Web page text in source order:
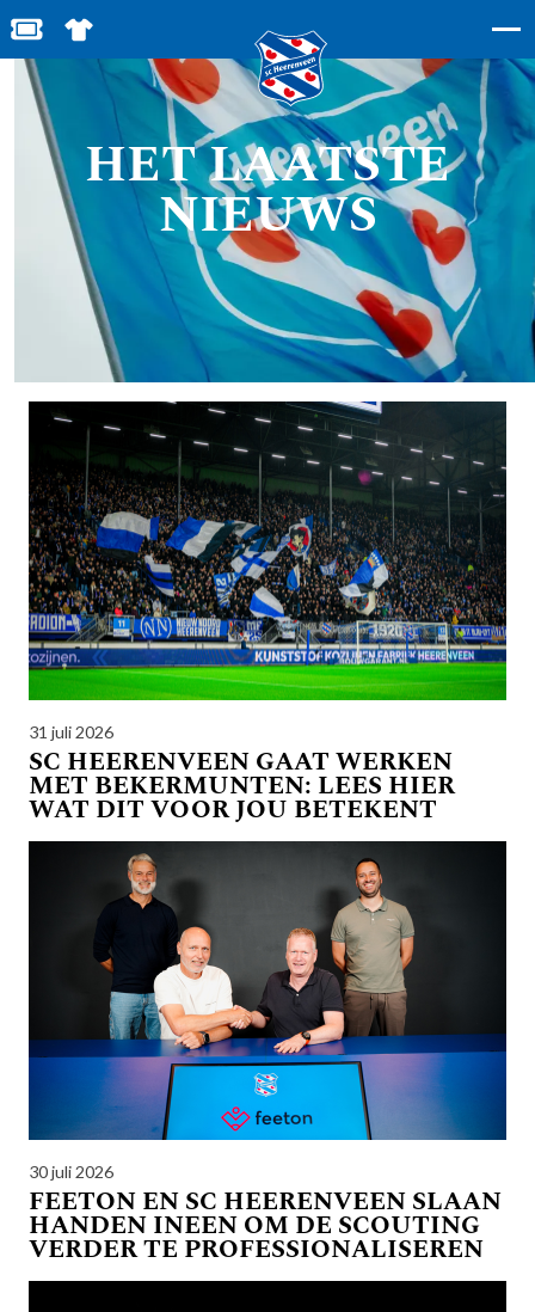
BESTEL JOUW TICKETS
SHOP IN DE FEANSTORE
HET LAATSTE
NIEUWS
31 juli 2026
SC HEERENVEEN GAAT WERKEN
MET BEKERMUNTEN: LEES HIER
WAT DIT VOOR JOU BETEKENT
30 juli 2026
FEETON EN SC HEERENVEEN SLAAN
HANDEN INEEN OM DE SCOUTING
VERDER TE PROFESSIONALISEREN